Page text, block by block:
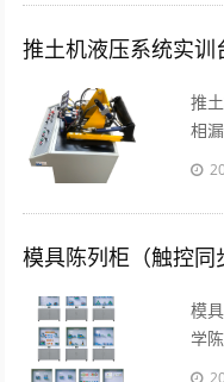
推土机液压系统实训
推
相
电
操
模具陈列柜（触控同
模
学
《